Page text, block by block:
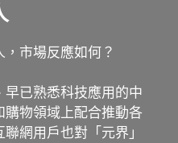
市場反應如何？
已熟悉科技應用的中
購物領域上配合推動各
網用戶也對「元界」